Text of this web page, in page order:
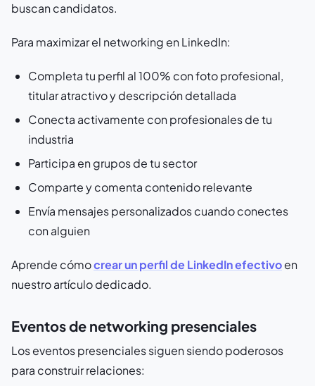
buscan candidatos.
Para maximizar el networking en LinkedIn:
Completa tu perfil al 100% con foto profesional,
titular atractivo y descripción detallada
Conecta activamente con profesionales de tu
industria
Participa en grupos de tu sector
Comparte y comenta contenido relevante
Envía mensajes personalizados cuando conectes
con alguien
Aprende cómocrear un perfil de LinkedIn efectivoen
nuestro artículo dedicado.
Eventos de networking presenciales
Los eventos presenciales siguen siendo poderosos
para construir relaciones: